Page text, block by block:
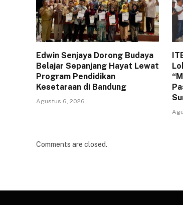
Edwin Senjaya Dorong Budaya
Belajar Sepanjang Hayat Lewat
Program Pendidikan
Kesetaraan di Bandung
Agustus 6, 2026
Comments are closed.